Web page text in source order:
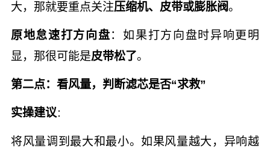
大，那就要重点关注压缩机、皮带或膨胀阀。
原地怠速打方向盘：如果打方向盘时异响更明
显，那很可能是皮带松了。
第二点：看风量，判断滤芯是否“求救”
实操建议 ：
将风量调到最大和最小。如果风量越大，异响越